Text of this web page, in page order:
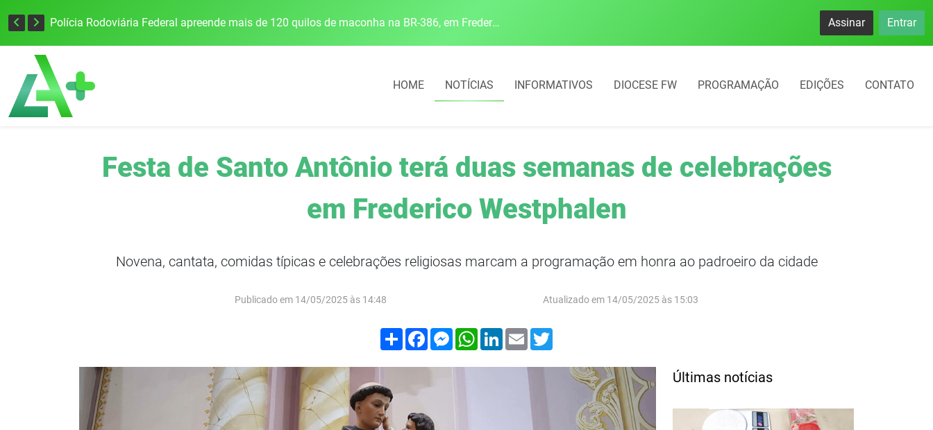
Polícia Rodoviária Federal apreende mais de 120 quilos de maconha na BR-386, em Frederico Westphalen Assinar Entrar
HOME NOTÍCIAS INFORMATIVOS DIOCESE FW PROGRAMAÇÃO EDIÇÕES CONTATO
Festa de Santo Antônio terá duas semanas de celebrações
em Frederico Westphalen
Novena, cantata, comidas típicas e celebrações religiosas marcam a programação em honra ao padroeiro da cidade
Publicado em 14/05/2025 às 14:48 Atualizado em 14/05/2025 às 15:03
Compartilhar
FacebookMessenger
WhatsApp
LinkedIn
Email
Últimas notícias